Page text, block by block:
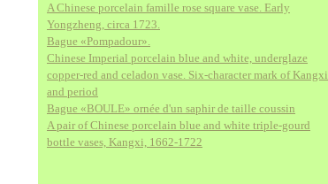
A Chinese porcelain famille rose square vase. Early
Yongzheng, circa 1723.
Bague «Pompadour».
Chinese Imperial porcelain blue and white, underglaze
copper-red and celadon vase. Six-character mark of Kangxi
and period
Bague «BOULE» ornée d'un saphir de taille coussin
A pair of Chinese porcelain blue and white triple-gourd
bottle vases, Kangxi, 1662-1722